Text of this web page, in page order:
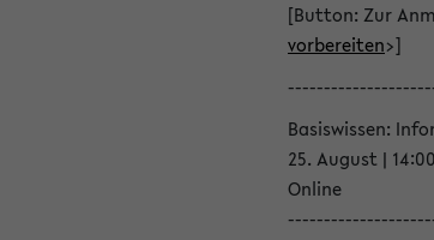
[Button: Zur
vorbereiten>]
Basiswissen:
25. August |
Online